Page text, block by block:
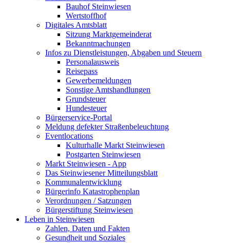
Bauhof Steinwiesen
Wertstoffhof
Digitales Amtsblatt
Sitzung Marktgemeinderat
Bekanntmachungen
Infos zu Dienstleistungen, Abgaben und Steuern
Personalausweis
Reisepass
Gewerbemeldungen
Sonstige Amtshandlungen
Grundsteuer
Hundesteuer
Bürgerservice-Portal
Meldung defekter Straßenbeleuchtung
Eventlocations
Kulturhalle Markt Steinwiesen
Postgarten Steinwiesen
Markt Steinwiesen - App
Das Steinwiesener Mitteilungsblatt
Kommunalentwicklung
Bürgerinfo Katastrophenplan
Verordnungen / Satzungen
Bürgerstiftung Steinwiesen
Leben in Steinwiesen
Zahlen, Daten und Fakten
Gesundheit und Soziales